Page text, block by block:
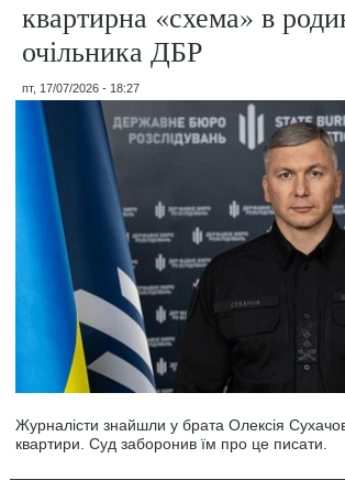
квартирна «схема» в
очільника ДБР
пт, 17/07/2026 - 18:27
Журналісти знайшли у брата Олексія
квартири. Суд заборонив їм про це писати.